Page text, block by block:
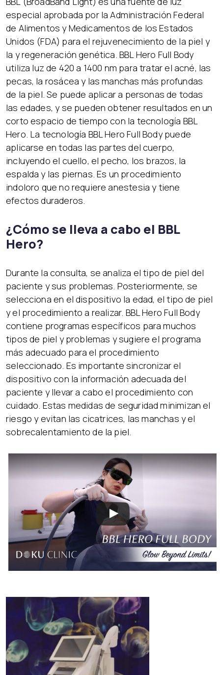
especial aprobada por la Administración Federal
de Alimentos y Medicamentos de los Estados
Unidos (FDA) para el rejuvenecimiento de la piel y
la y regeneración genética. BBL Hero Full Body
utiliza luz de 420 a 1400 nm para tratar el acné, las
pecas, la rosácea y las manchas más profundas
de la piel. Se puede aplicar a personas de todas
las edades, y se pueden obtener resultados en un
corto espacio de tiempo con la tecnología BBL
Hero. La tecnología BBL Hero Full Body puede
aplicarse en todas las partes del cuerpo,
incluyendo el cuello, el pecho, los brazos, la
espalda y las piernas. Es un procedimiento
indoloro que no requiere anestesia y tiene
efectos duraderos.
¿Cómo se lleva a cabo el BBL
Hero?
Durante la consulta, se analiza el tipo de piel del
paciente y sus problemas. Posteriormente, se
selecciona en el dispositivo la edad, el tipo de piel
y el procedimiento a realizar. BBL Hero Full Body
contiene programas específicos para muchos
tipos de piel y problemas y sugiere el programa
más adecuado para el procedimiento
seleccionado. Es importante sincronizar el
dispositivo con la información adecuada del
paciente y llevar a cabo el procedimiento con
cuidado. Estas medidas de seguridad minimizan el
riesgo y evitan las cicatrices, las manchas y el
sobrecalentamiento de la piel.